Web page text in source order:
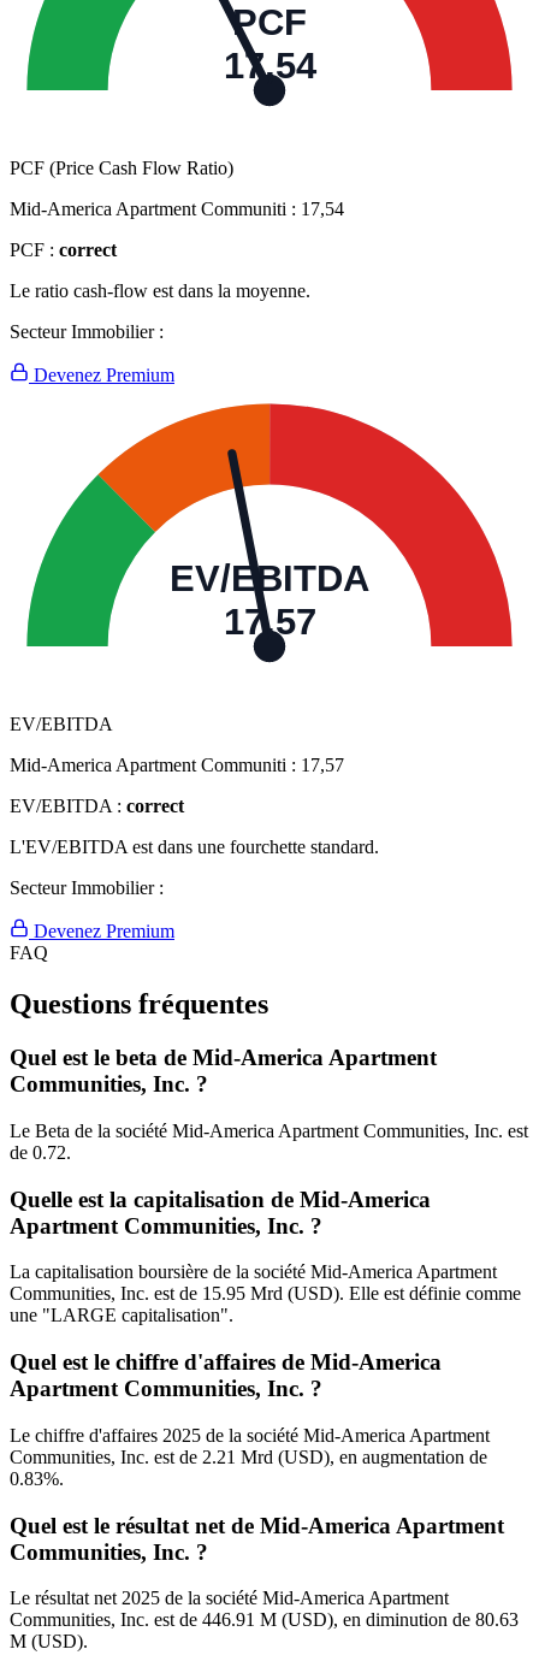
PCF
17,54
PCF (Price Cash Flow Ratio)
Mid-America Apartment Communiti : 17,54
PCF : correct
Le ratio cash-flow est dans la moyenne.
Secteur Immobilier :
Devenez Premium
EV/EBITDA
17,57
EV/EBITDA
Mid-America Apartment Communiti : 17,57
EV/EBITDA : correct
L'EV/EBITDA est dans une fourchette standard.
Secteur Immobilier :
Devenez Premium
FAQ
Questions fréquentes
Quel est le beta de Mid-America Apartment
Communities, Inc. ?
Le Beta de la société Mid-America Apartment Communities, Inc. est
de 0.72.
Quelle est la capitalisation de Mid-America
Apartment Communities, Inc. ?
La capitalisation boursière de la société Mid-America Apartment
Communities, Inc. est de 15.95 Mrd (USD). Elle est définie comme
une "LARGE capitalisation".
Quel est le chiffre d'affaires de Mid-America
Apartment Communities, Inc. ?
Le chiffre d'affaires 2025 de la société Mid-America Apartment
Communities, Inc. est de 2.21 Mrd (USD), en augmentation de
0.83%.
Quel est le résultat net de Mid-America Apartment
Communities, Inc. ?
Le résultat net 2025 de la société Mid-America Apartment
Communities, Inc. est de 446.91 M (USD), en diminution de 80.63
M (USD).